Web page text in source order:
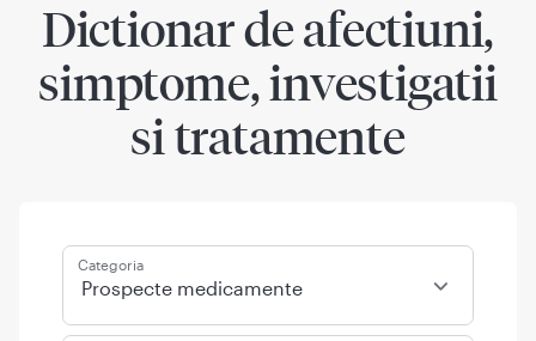
Dictionar de afectiuni,
simptome, investigatii
si tratamente
Categoria
Prospecte medicamente